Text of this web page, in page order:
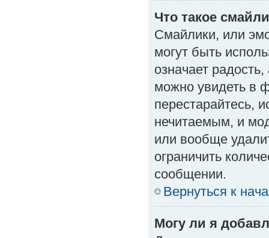
Что такое
Смайлики, или
могут быть
означает
можно увидеть в
перестарайтесь,
нечитаемым, и
или вообще
ограничить
сообщении.
Вернуться к
Могу ли я